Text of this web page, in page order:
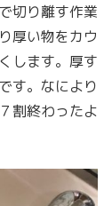
切り離す作業
厚い物をカウ
します。厚す
す。なにより
割終わったよ